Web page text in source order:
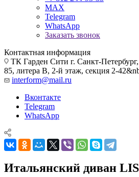
MAX
Telegram
WhatsApp
Заказать звонок
Контактная информация
ТК Гарден Сити г. Санкт-
85, литера В, 2-й этаж, секция 2-
interform@mail.ru
Вконтакте
Telegram
WhatsApp
Итальянский диван